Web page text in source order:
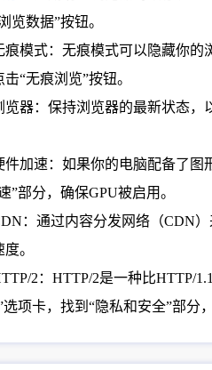
览数据”按钮。
痕模式：无痕模式可以隐藏你的
“无痕浏览”按钮。
览器：保持浏览器的最新状态，
件加速：如果你的电脑配备了图
”部分，确保GPU被启用。
：通过内容分发网络（CDN
。
2：HTTP/2是一种比HTTP/
选项卡，找到“隐私和安全”部分